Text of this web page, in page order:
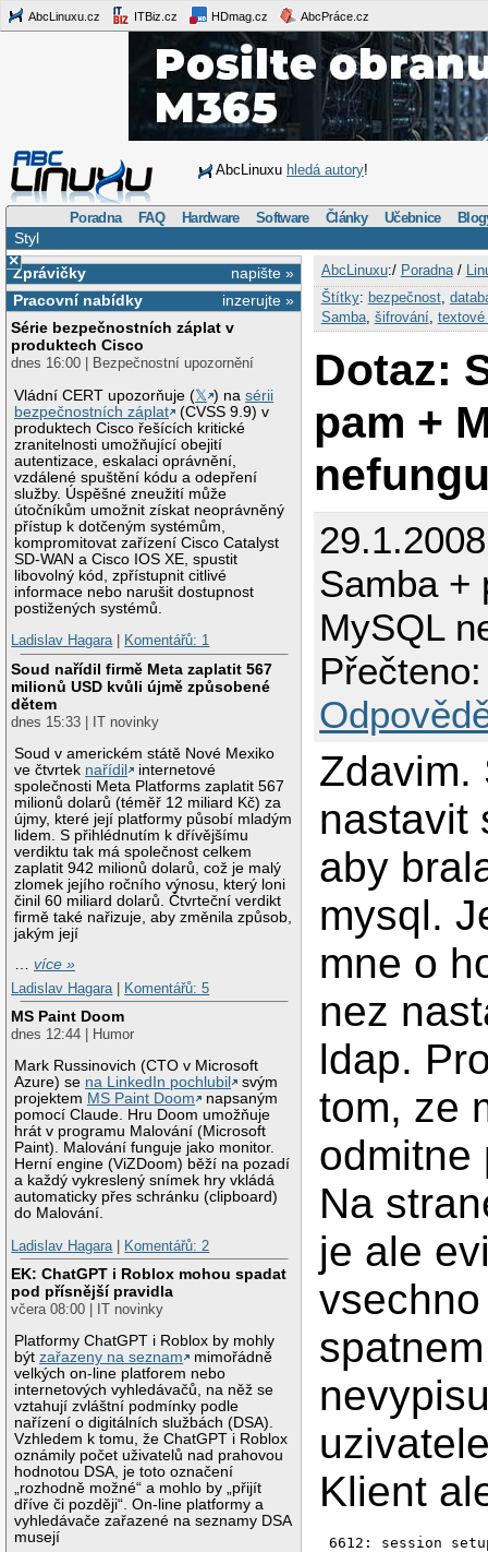
AbcLinuxu.cz ITBiz.cz HDmag.cz AbcPráce.cz
AbcLinuxu hledá autory!
Poradna FAQ Hardware Software Články Učebnice
Styl
×
napište »
Zprávičky
inzerujte »
Pracovní nabídky
Série bezpečnostních záplat v
produktech Cisco
dnes 16:00 | Bezpečnostní upozornění
Vládní CERT upozorňuje (𝕏 ) nasérii
bezpečnostních záplat
(CVSS 9.9) v
produktech Cisco řešících kritické
zranitelnosti umožňující obejití
autentizace, eskalaci oprávnění,
vzdálené spuštění kódu a odepření
služby. Úspěšné zneužití může
útočníkům umožnit získat neoprávněný
přístup k dotčeným systémům,
kompromitovat zařízení Cisco Catalyst
SD-WAN a Cisco IOS XE, spustit
libovolný kód, zpřístupnit citlivé
informace nebo narušit dostupnost
postižených systémů.
Ladislav Hagara| Komentářů: 1
Soud nařídil firmě Meta zaplatit 567
milionů USD kvůli újmě způsobené
dětem
dnes 15:33 | IT novinky
Soud v americkém státě Nové Mexiko
ve čtvrtek nařídil
internetové
společnosti Meta Platforms zaplatit 567
milionů dolarů (téměř 12 miliard Kč) za
újmy, které její platformy působí mladým
lidem. S přihlédnutím k dřívějšímu
verdiktu tak má společnost celkem
zaplatit 942 milionů dolarů, což je malý
zlomek jejího ročního výnosu, který loni
činil 60 miliard dolarů. Čtvrteční verdikt
firmě také nařizuje, aby změnila způsob,
jakým její
…více »
Ladislav Hagara
Komentářů: 5
MS Paint Doom
dnes 12:44 | Humor
Mark Russinovich (CTO v Microsoft
Azure) se na LinkedIn pochlubil
svým
projektem MS Paint Doom
napsaným
pomocí Claude. Hru Doom umožňuje
hrát v programu Malování (Microsoft
Paint). Malování funguje jako monitor.
Herní engine (ViZDoom) běží na pozadí
a každý vykreslený snímek hry vkládá
automaticky přes schránku (clipboard)
do Malování.
Ladislav Hagara
Komentářů: 2
EK: ChatGPT i Roblox mohou spadat
pod přísnější pravidla
včera 08:00 | IT novinky
Platformy ChatGPT i Roblox by mohly
býtzařazeny na seznam
mimořádně
velkých on-line platforem nebo
internetových vyhledávačů, na něž se
vztahují zvláštní podmínky podle
nařízení o digitálních službách (DSA).
Vzhledem k tomu, že ChatGPT i Roblox
oznámily počet uživatelů nad prahovou
hodnotou DSA, je toto označení
„rozhodně možné“ a mohlo by „přijít
dříve či později“. On-line platformy a
vyhledávače zařazené na seznamy DSA
musejí
AbcLinuxu:/ Poradna/
Štítky: bezpečnost,
Samba, šifrování, textové
Dotaz:
pam +
Samba +
MySQL
Zdavim.
nastavit
aby
mysql.
mne o
nez
ldap.
tom, ze
odmitne
Na
je ale
Klient
6612: session